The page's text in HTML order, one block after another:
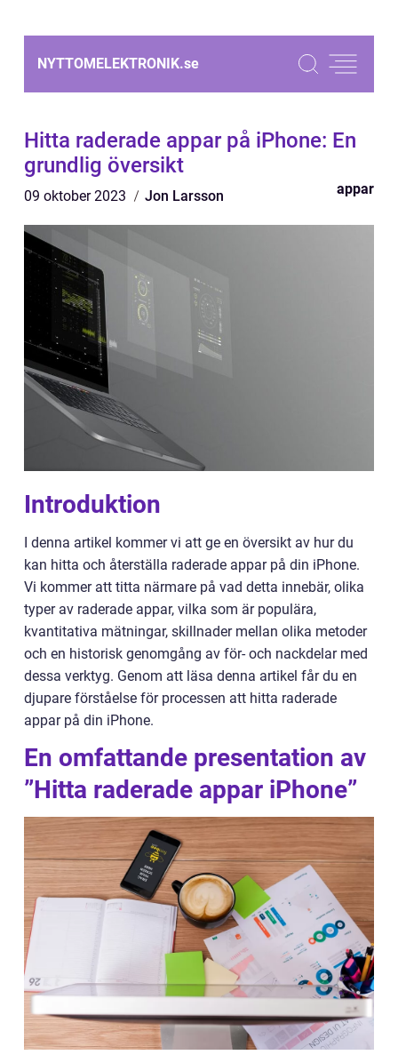
NYTTOMELEKTRONIK.se
Hitta raderade appar på iPhone: En
grundlig översikt
09 oktober 2023 Jon Larsson appar
Introduktion
I denna artikel kommer vi att ge en översikt av hur du
kan hitta och återställa raderade appar på din iPhone.
Vi kommer att titta närmare på vad detta innebär, olika
typer av raderade appar, vilka som är populära,
kvantitativa mätningar, skillnader mellan olika metoder
och en historisk genomgång av för- och nackdelar med
dessa verktyg. Genom att läsa denna artikel får du en
djupare förståelse för processen att hitta raderade
appar på din iPhone.
En omfattande presentation av
”Hitta raderade appar iPhone”